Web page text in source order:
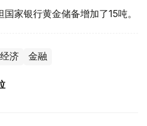
家银行黄金储备增加了15吨。
经济 金融